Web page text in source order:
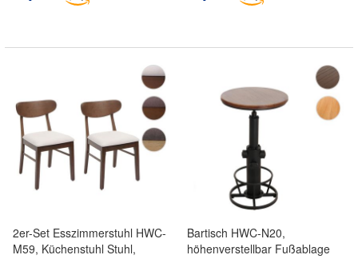
2er-Set Esszimmerstuhl HWC-
M59, Küchenstuhl Stuhl,
Bartisch HWC-N20,
höhenverstellbar Fußablage